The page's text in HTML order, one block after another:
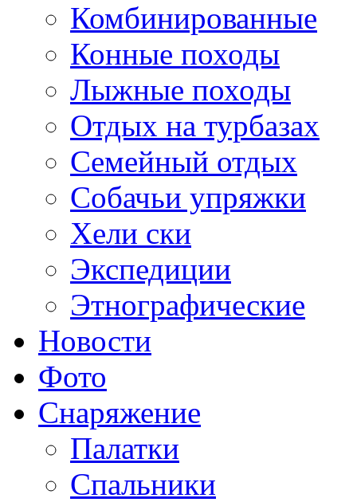
Комбинированные
Конные походы
Лыжные походы
Отдых на турбазах
Семейный отдых
Собачьи упряжки
Хели ски
Экспедиции
Этнографические
Новости
Фото
Снаряжение
Палатки
Спальники